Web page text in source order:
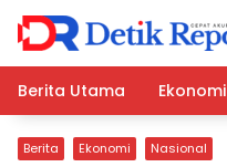
Langsung
konten
Berita Utama
Ekonomi
Berita Ekonomi Nasional